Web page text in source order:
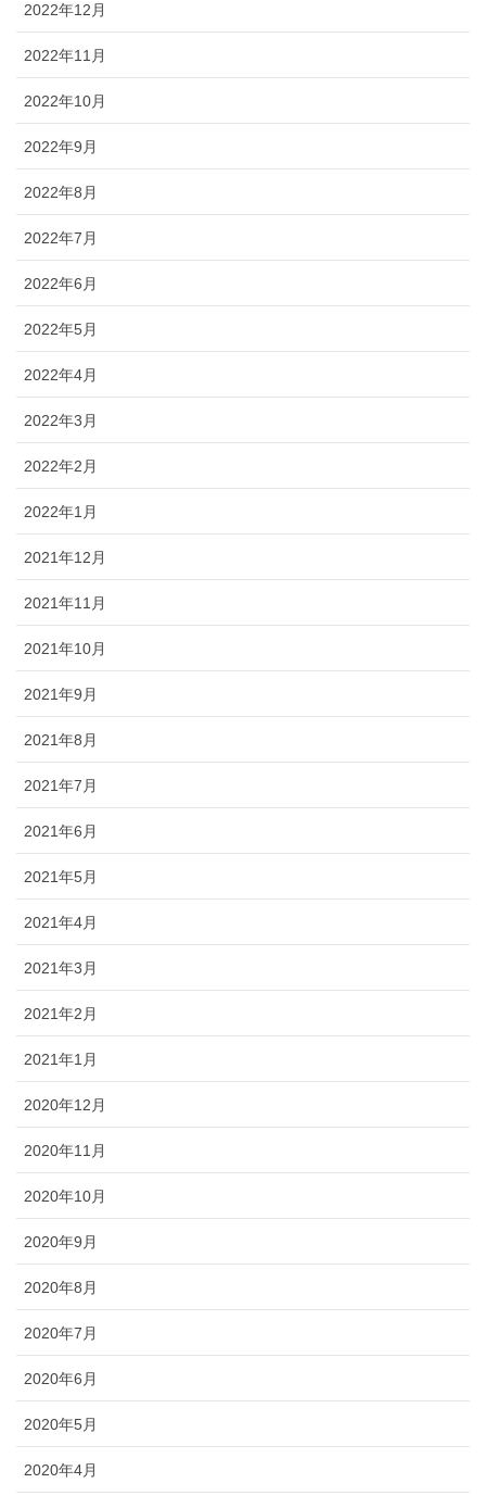
2022年12月
2022年11月
2022年10月
2022年9月
2022年8月
2022年7月
2022年6月
2022年5月
2022年4月
2022年3月
2022年2月
2022年1月
2021年12月
2021年11月
2021年10月
2021年9月
2021年8月
2021年7月
2021年6月
2021年5月
2021年4月
2021年3月
2021年2月
2021年1月
2020年12月
2020年11月
2020年10月
2020年9月
2020年8月
2020年7月
2020年6月
2020年5月
2020年4月